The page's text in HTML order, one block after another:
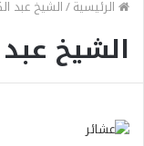
الرئيسية/الشيخ عبد
الشيخ